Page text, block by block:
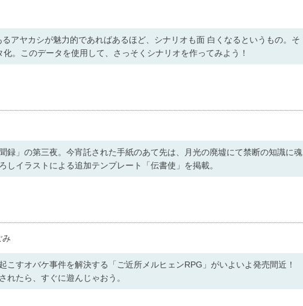
アヤカシが魅力的であればあるほど、シナリオも面 白くなるというもの。そ
。このデータを使用して、さっそくシナリオを作ってみよう！
録」の第三夜。今宵託された手紙のあて先は、月光の廃墟にて禁断の知識に魂
イラストによる追加テンプレート「伝書使」を掲載。
み
こすオバケ事件を解決する「ご近所メルヒェンRPG」がいよいよ発売間近！
たら、すぐに遊んじゃおう。